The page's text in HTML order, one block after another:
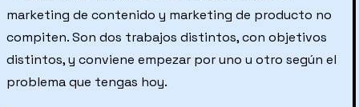
marketing de contenido y marketing de producto no
compiten. Son dos trabajos distintos, con objetivos
distintos, y conviene empezar por uno u otro según el
problema que tengas hoy.